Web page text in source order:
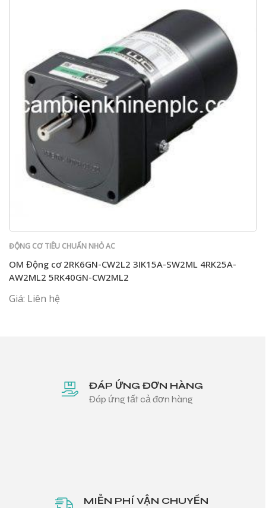
ĐỘNG CƠ TIÊU CHUẨN NHỎ AC
OM Động cơ 2RK6GN-CW2L2 3IK15A-SW2ML 4RK25A-
AW2ML2 5RK40GN-CW2ML2
Giá: Liên hệ
ĐÁP ỨNG ĐƠN HÀNG
Đáp ứng tất cả đơn hàng
MIỄN PHÍ VẬN CHUYỂN